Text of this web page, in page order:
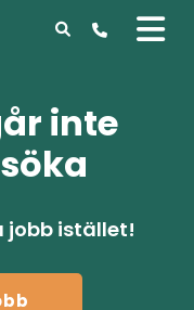
inte
jobb istället!